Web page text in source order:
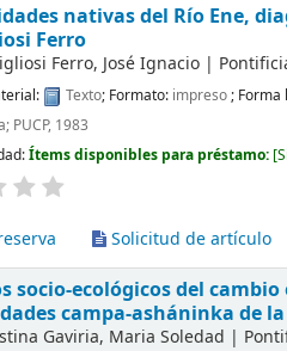
nativas del Río Ene,
Ferro
Ferro, José Ignacio |
Texto; Formato: impreso;
PUCP, 1983
Ítems disponibles para préstamo:
Solicitud de artículo
socio-ecológicos del
campa-asháninka de
Gaviria, Maria Soledad |